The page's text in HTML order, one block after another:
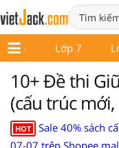
Lớp 6 Lớp 7
10+ Đề thi
(cấu trúc
HOT
Sale 40% sách
07-07 trên Shopee